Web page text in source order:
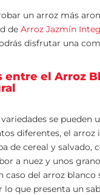
un arroz más
de Arroz Jazmín
disfrutar una
entre el Arroz
se pueden
diferentes, el arroz
de cereal y salvado,
a nuez y unos
caso del arroz blanco
lo que presenta un